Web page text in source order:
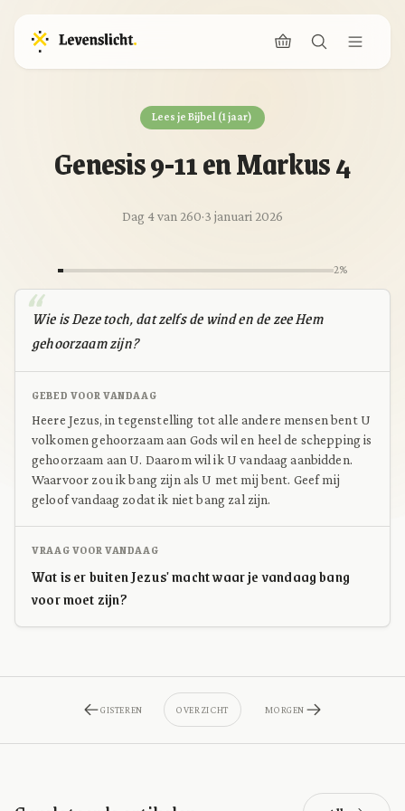
Lees je Bijbel (1 jaar)
Genesis 9-11 en Markus 4
Dag 4 van 260·3 januari 2026
2%
Wie is Deze toch, dat zelfs de wind en de zee Hem
gehoorzaam zijn?
GEBED VOOR VANDAAG
Heere Jezus, in tegenstelling tot alle andere mensen bent U
volkomen gehoorzaam aan Gods wil en heel de schepping is
gehoorzaam aan U. Daarom wil ik U vandaag aanbidden.
Waarvoor zou ik bang zijn als U met mij bent. Geef mij
geloof vandaag zodat ik niet bang zal zijn.
VRAAG VOOR VANDAAG
Wat is er buiten Jezus' macht waar je vandaag bang
voor moet zijn?
GISTEREN OVERZICHT MORGEN